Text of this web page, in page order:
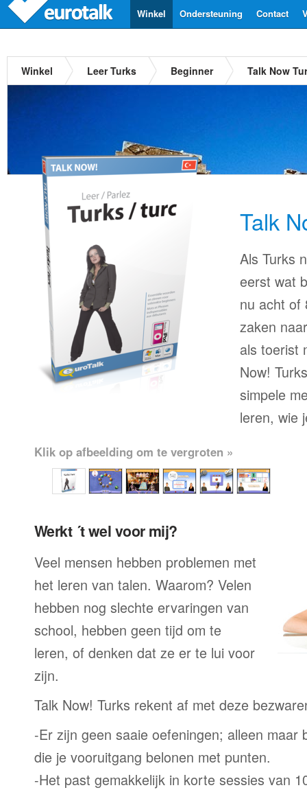
Contact
Ondersteuning
Winkel
Winkel Leer Turks Beginner Talk Now
Talk
Als Turks
eerst wat
nu acht of
zaken
als toerist
Now!
simpele
leren, wie
Klik op afbeelding om te vergroten »
Werkt ´t wel voor mij?
Veel mensen hebben problemen met
het leren van talen. Waarom? Velen
hebben nog slechte ervaringen van
school, hebben geen tijd om te
leren, of denken dat ze er te lui voor
zijn.
Talk Now! Turks rekent af met deze
-Er zijn geen saaie oefeningen; alleen maar
die je vooruitgang belonen met punten.
-Het past gemakkelijk in korte sessies van